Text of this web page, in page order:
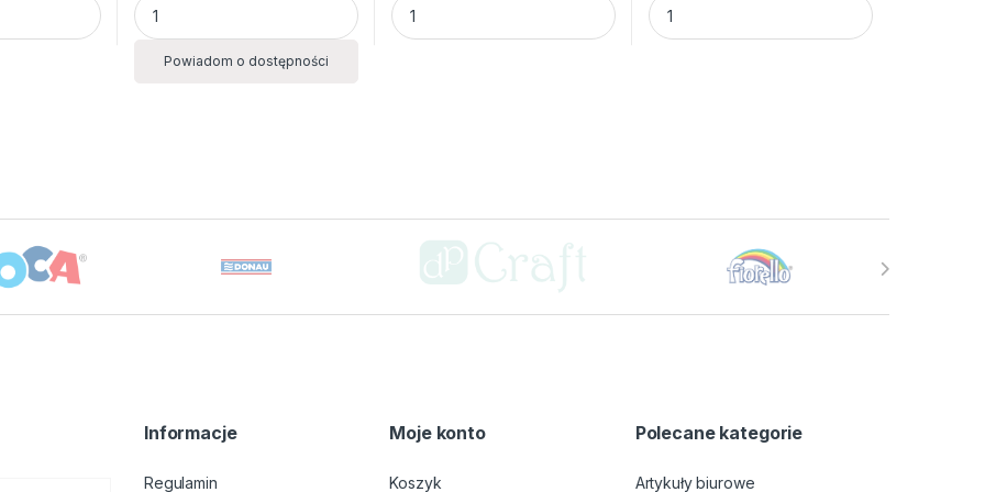
Powiadom o dostępności
Informacje
Regulamin
Moje konto
Koszyk
Polecane kategorie
Artykuły biurowe